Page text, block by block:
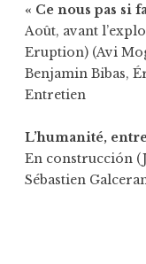
« Ce nous pas si
Août, avant
Eruption) (Avi
Benjamin Bibas,
Entretien
L’humanité,
En construcción
Sébastien